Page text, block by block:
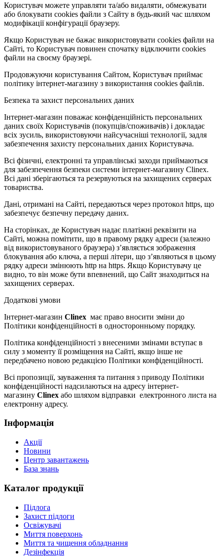
Користувач можете управляти та/або видаляти, обмежувати
або блокувати cookies файли з Сайту в будь-який час шляхом
модифікації конфігурації браузеру.
Якщо Користувач не бажає використовувати cookies файли на
Сайті, то Користувач повинен спочатку відключити cookies
файли на своєму браузері.
Продовжуючи користування Сайтом, Користувач приймає
політику інтернет-магазину з використання cookies файлів.
Безпека та захист персональних даних
Інтернет-магазин поважає конфіденційність персональних
даних своїх Користувачів (покупців/споживачів) і докладає
всіх зусиль, використовуючи найсучасніші технології, задля
забезпечення захисту персональних даних Користувача.
Всі фізичні, електронні та управлінські заходи приймаються
для забезпечення безпеки системи інтернет-магазину Clinex.
Всі дані зберігаються та резервуються на захищених серверах
товариства.
Дані, отримані на Сайті, передаються через протокол https, що
забезпечує безпечну передачу даних.
На сторінках, де Користувач надає платіжні реквізити на
Сайті, можна помітити, що в правому рядку адреси (залежно
від використовуваного браузера) з’являється зображення
блокування або ключа, а перші літери, що з’являються в цьому
рядку адреси змінюють http на https. Якщо Користувачу це
видно, то він може бути впевнений, що Сайт знаходиться на
захищених серверах.
Додаткові умови
Інтернет-магазин Clinex має право вносити зміни до
Політики конфіденційності в односторонньому порядку.
Політика конфіденційності з внесеними змінами вступає в
силу з моменту її розміщення на Сайті, якщо інше не
передбачено новою редакцією Політики конфіденційності.
Всі пропозиції, зауваження та питання з приводу Політики
конфіденційності надсилаються на адресу інтернет-
магазину Clinex або шляхом відправки електронного листа на
електронну адресу.
Інформація
Акції
Новини
Центр завантажень
База знань
Каталог продукції
Підлога
Захист підлоги
Освіжувачі
Миття поверхонь
Миття та чищення обладнання
Дезінфекція